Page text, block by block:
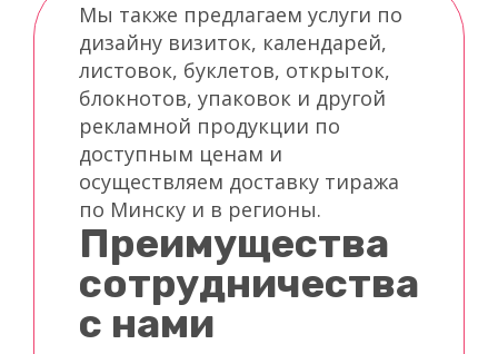
Мы также предлагаем услуги по
дизайну визиток, календарей,
листовок, буклетов, открыток,
блокнотов, упаковок и другой
рекламной продукции по
доступным ценам и
осуществляем доставку тиража
по Минску и в регионы.
Преимущества
сотрудничества
с нами